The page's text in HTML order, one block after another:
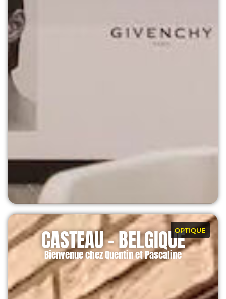
OPTIQUE
CASTEAU - BELGIQUE
Bienvenue chez Quentin et Pascaline